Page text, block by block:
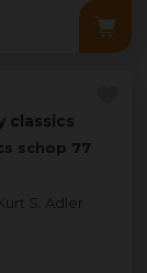
classics
schop 77
S. Adler